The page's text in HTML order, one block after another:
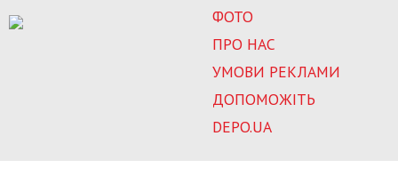
ФОТО
ПРО НАС
УМОВИ РЕКЛАМИ
ДОПОМОЖІТЬ
DEPO.UA